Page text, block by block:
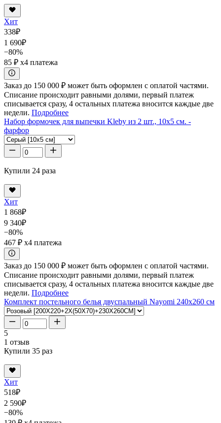
Хит
338₽
1 690₽
−80%
85 ₽ x4 платежа
Заказ до 150 000 ₽ может быть оформлен с оплатой частями.
Списание происходит равными долями, первый платеж
списывается сразу, 4 остальных платежа вносится каждые две
недели. Подробнее
Набор формочек для выпечки Kleby из 2 шт., 10x5 см. -
фарфор
Купили 24 раза
Хит
1 868₽
9 340₽
−80%
467 ₽ x4 платежа
Заказ до 150 000 ₽ может быть оформлен с оплатой частями.
Списание происходит равными долями, первый платеж
списывается сразу, 4 остальных платежа вносится каждые две
недели. Подробнее
Комплект постельного белья двуспальный Nayomi 240x260 см
5
1 отзыв
Купили 35 раз
Хит
518₽
2 590₽
−80%